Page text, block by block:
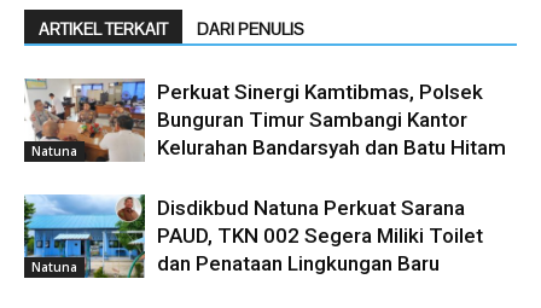
ARTIKEL TERKAIT DARI PENULIS
Natuna
Perkuat Sinergi Kamtibmas, Polsek
Bunguran Timur Sambangi Kantor
Kelurahan Bandarsyah dan Batu Hitam
Natuna
Disdikbud Natuna Perkuat Sarana
PAUD, TKN 002 Segera Miliki Toilet
dan Penataan Lingkungan Baru